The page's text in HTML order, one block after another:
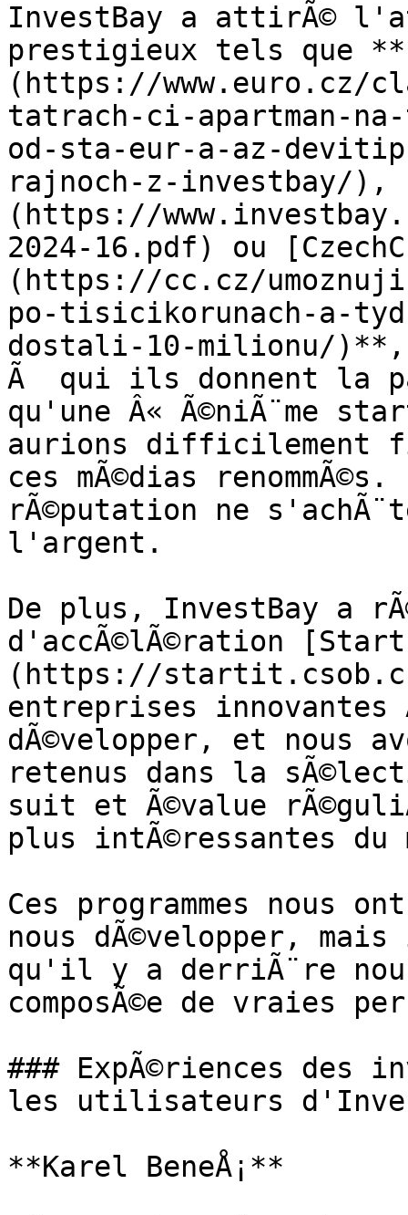
InvestBay a attirÃ©
prestigieux tels que
(https://www.euro.cz/
tatrach-ci-apartman-
od-sta-eur-a-az-
rajnoch-z-investbay/),
(https://
2024-16.pdf) ou
(https://cc.cz/
po-tisicikorunach-a-
dostali-10-milionu/)**,
Ã  qui ils donnent la
qu'une Â« Ã©niÃ¨me
aurions difficilement
ces mÃ©dias
rÃ©putation ne
l'argent.
De plus, InvestBay a
d'accÃ©lÃ©ration [Start
(https://
entreprises innovantes
dÃ©velopper, et nous
retenus dans la
suit et Ã©value
plus intÃ©ressantes du
Ces programmes nous
nous dÃ©velopper,
qu'il y a derriÃ¨re
composÃ©e de vraies
### ExpÃ©riences des
les utilisateurs
**Karel BeneÅ¡**